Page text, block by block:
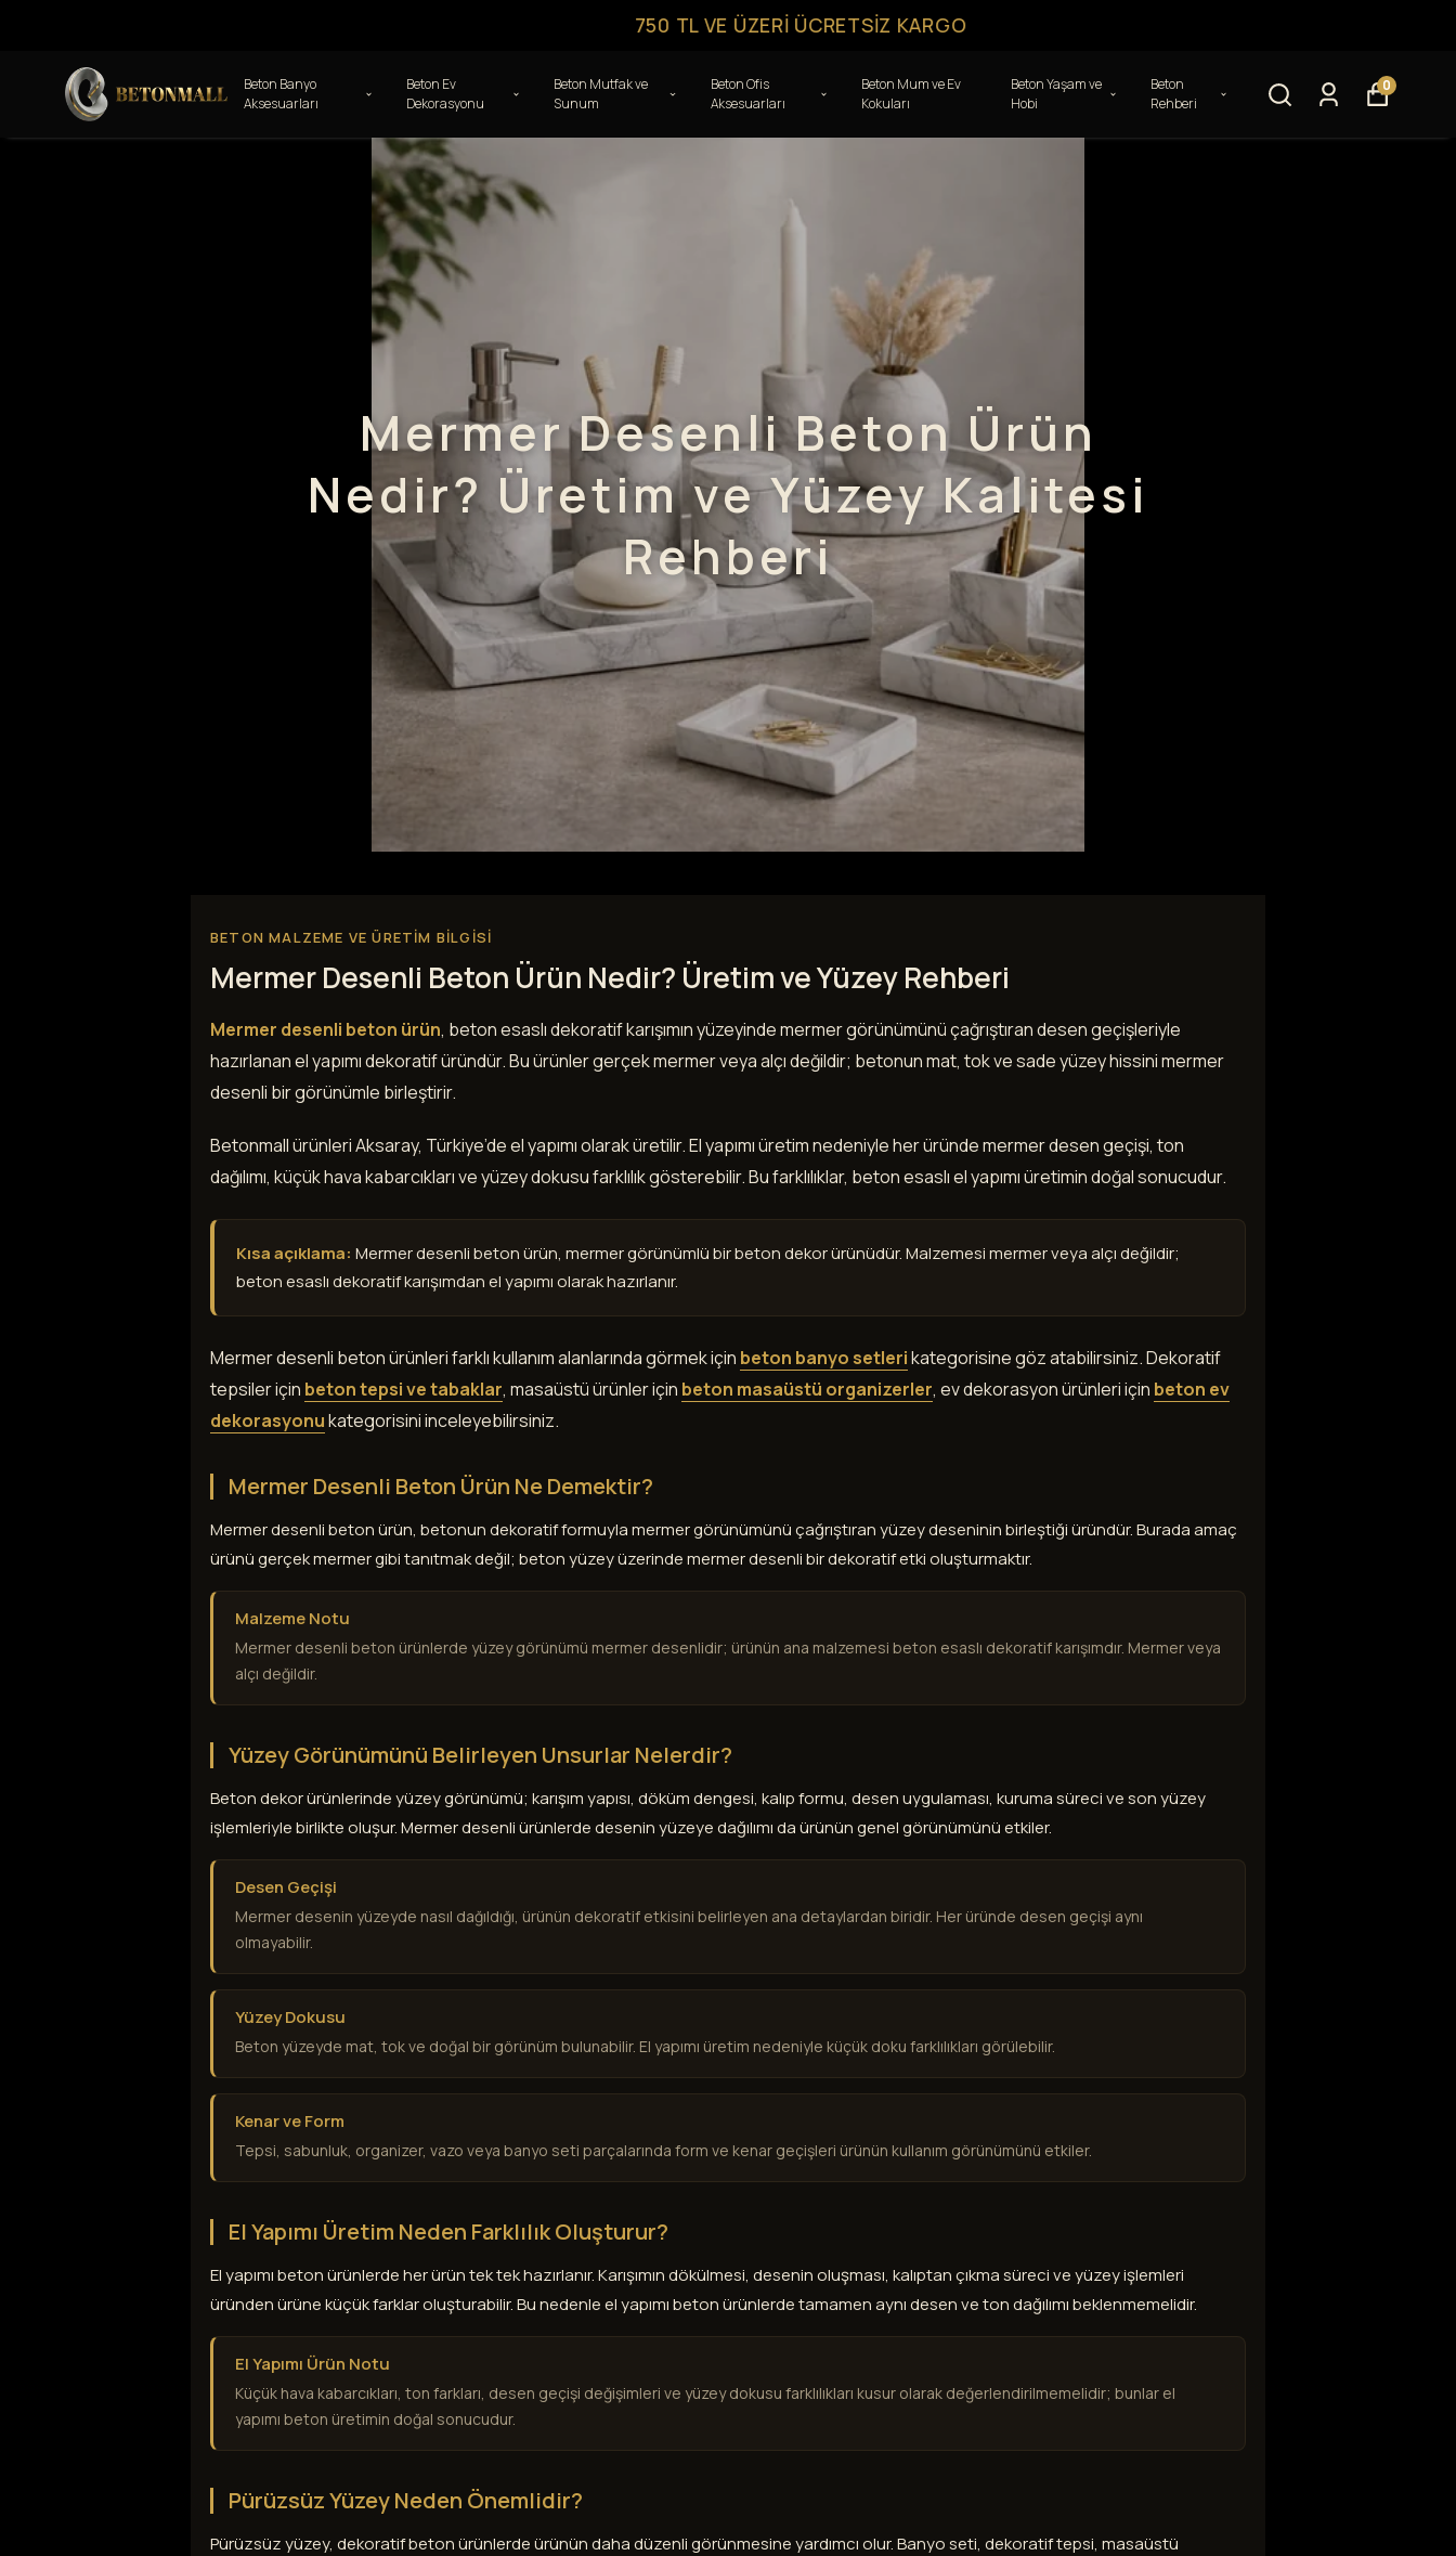
750 TL VE ÜZERI ÜCRETSIZ KARGO
Beton Banyo
Aksesuarları
Beton Ev
Dekorasyonu
Beton Mutfak ve
Sunum
Beton Ofis
Aksesuarları
Beton Mum ve Ev
Kokuları
Beton Yaşam ve
Hobi
Beton
Rehberi
0
Mermer Desenli Beton Ürün
Nedir? Üretim ve Yüzey Kalitesi
Rehberi
BETON MALZEME VE ÜRETIM BILGISI
Mermer Desenli Beton Ürün Nedir? Üretim ve Yüzey Rehberi
Mermer desenli beton ürün, beton esaslı dekoratif karışımın yüzeyinde mermer görünümünü çağrıştıran desen geçişleriyle
hazırlanan el yapımı dekoratif üründür. Bu ürünler gerçek mermer veya alçı değildir; betonun mat, tok ve sade yüzey hissini mermer
desenli bir görünümle birleştirir.
Betonmall ürünleri Aksaray, Türkiye’de el yapımı olarak üretilir. El yapımı üretim nedeniyle her üründe mermer desen geçişi, ton
dağılımı, küçük hava kabarcıkları ve yüzey dokusu farklılık gösterebilir. Bu farklılıklar, beton esaslı el yapımı üretimin doğal sonucudur.
Kısa açıklama: Mermer desenli beton ürün, mermer görünümlü bir beton dekor ürünüdür. Malzemesi mermer veya alçı değildir;
beton esaslı dekoratif karışımdan el yapımı olarak hazırlanır.
Mermer desenli beton ürünleri farklı kullanım alanlarında görmek için beton banyo setlerikategorisine göz atabilirsiniz. Dekoratif
tepsiler için beton tepsi ve tabaklar, masaüstü ürünler için beton masaüstü organizerler, ev dekorasyon ürünleri için beton ev
dekorasyonukategorisini inceleyebilirsiniz.
Mermer Desenli Beton Ürün Ne Demektir?
Mermer desenli beton ürün, betonun dekoratif formuyla mermer görünümünü çağrıştıran yüzey deseninin birleştiği üründür. Burada amaç
ürünü gerçek mermer gibi tanıtmak değil; beton yüzey üzerinde mermer desenli bir dekoratif etki oluşturmaktır.
Malzeme Notu
Mermer desenli beton ürünlerde yüzey görünümü mermer desenlidir; ürünün ana malzemesi beton esaslı dekoratif karışımdır. Mermer veya
alçı değildir.
Yüzey Görünümünü Belirleyen Unsurlar Nelerdir?
Beton dekor ürünlerinde yüzey görünümü; karışım yapısı, döküm dengesi, kalıp formu, desen uygulaması, kuruma süreci ve son yüzey
işlemleriyle birlikte oluşur. Mermer desenli ürünlerde desenin yüzeye dağılımı da ürünün genel görünümünü etkiler.
Desen Geçişi
Mermer desenin yüzeyde nasıl dağıldığı, ürünün dekoratif etkisini belirleyen ana detaylardan biridir. Her üründe desen geçişi aynı
olmayabilir.
Yüzey Dokusu
Beton yüzeyde mat, tok ve doğal bir görünüm bulunabilir. El yapımı üretim nedeniyle küçük doku farklılıkları görülebilir.
Kenar ve Form
Tepsi, sabunluk, organizer, vazo veya banyo seti parçalarında form ve kenar geçişleri ürünün kullanım görünümünü etkiler.
El Yapımı Üretim Neden Farklılık Oluşturur?
El yapımı beton ürünlerde her ürün tek tek hazırlanır. Karışımın dökülmesi, desenin oluşması, kalıptan çıkma süreci ve yüzey işlemleri
üründen ürüne küçük farklar oluşturabilir. Bu nedenle el yapımı beton ürünlerde tamamen aynı desen ve ton dağılımı beklenmemelidir.
El Yapımı Ürün Notu
Küçük hava kabarcıkları, ton farkları, desen geçişi değişimleri ve yüzey dokusu farklılıkları kusur olarak değerlendirilmemelidir; bunlar el
yapımı beton üretimin doğal sonucudur.
Pürüzsüz Yüzey Neden Önemlidir?
Pürüzsüz yüzey, dekoratif beton ürünlerde ürünün daha düzenli görünmesine yardımcı olur. Banyo seti, dekoratif tepsi, masaüstü